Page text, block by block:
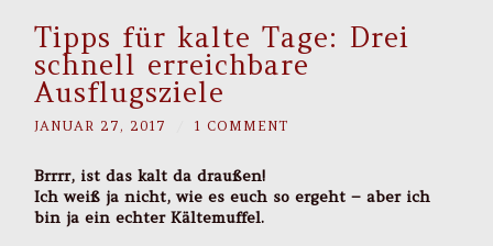
Tipps für kalte Tage: Drei
schnell erreichbare
Ausflugsziele
JANUAR 27, 2017 1 COMMENT
Brrrr, ist das kalt da draußen!
Ich weiß ja nicht, wie es euch so ergeht – aber ich
bin ja ein echter Kältemuffel.